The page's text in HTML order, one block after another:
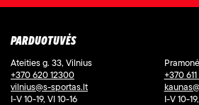
PARDUOTUVĖS
Ateities g. 33, Vilnius
+370 620 12300
vilnius@s-sportas.lt
I-V 10-19, VI 10-16
+370
I-V 10-